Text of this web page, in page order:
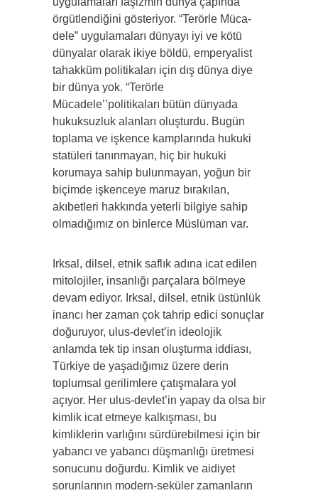
örgütlendiğini gösteriyor. “Terörle Müca­
dele” uygulamaları dünyayı iyi ve kötü
dünyalar olarak ikiye böl­dü, emperyalist
tahakküm politikaları için dış dünya diye
bir dünya yok. “Terörle
Mücadele’’politikaları bütün dünyada
hukuksuz­luk alanları oluşturdu. Bugün
toplama ve işkence kamplarında hukuki
statüleri tanınmayan, hiç bir hukuki
korumaya sahip bulun­mayan, yoğun bir
biçimde işkenceye maruz bırakılan,
akıbetleri hakkında yeterli bilgiye sahip
olmadığımız on binlerce Müslüman var.
Irksal, dilsel, etnik saflık adına icat edilen
mitoloji­ler, insanlığı parçalara bölmeye
devam ediyor. Irksal, dilsel, etnik üstünlük
inancı her zaman çok tahrip edici sonuçlar
doğu­ruyor, ulus-devlet’in ideolojik
anlamda tek tip insan oluşturma iddiası,
Türkiye de yaşadığımız üzere derin
toplumsal gerilimlere çatışmalara yol
açıyor. Her ulus-devlet’in yapay da olsa bir
kim­lik icat etmeye kalkışması, bu
kimliklerin varlığını sürdürebil­mesi için bir
yabancı ve yabancı düşmanlığı üretmesi
sonucunu doğurdu. Kimlik ve aidiyet
sorunlarının modern-seküler zamanla­rın